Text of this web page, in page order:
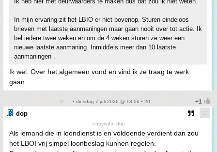
In mijn ervaring zit het LBIO er niet bovenop. Sturen eindeloos
brieven met laatste aanmaningen maar gaan nooit over tot actie. Ik
bel iedere twee weken en om de 4 weken sturen ze weer een
nieuwe laatste aanmaning. Inmidďels meer dan 10 laatste
aanmaningen .
Ik wel. Over het algemeen vond en vind ik ze traag te werk
gaan.
• dinsdag 7 juli 2026 @ 13:06 • 20
dop
:copyright: dop
Als iemand die in loondienst is en voldoende verdient dan zou
het LBOI vrij simpel loonbeslag kunnen regelen.